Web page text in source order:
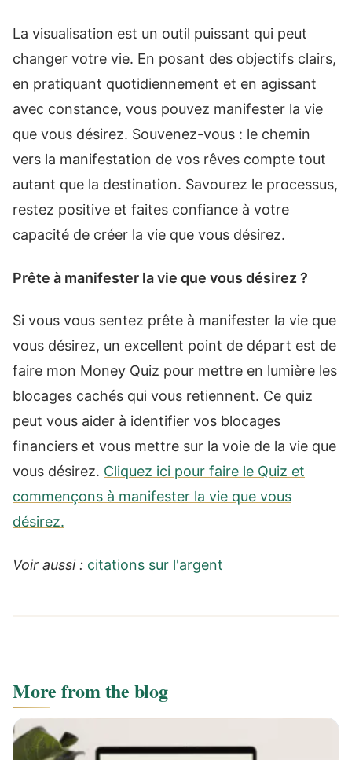
La visualisation est un outil puissant qui peut
changer votre vie. En posant des objectifs clairs,
en pratiquant quotidiennement et en agissant
avec constance, vous pouvez manifester la vie
que vous désirez. Souvenez-vous : le chemin
vers la manifestation de vos rêves compte tout
autant que la destination. Savourez le processus,
restez positive et faites confiance à votre
capacité de créer la vie que vous désirez.
Prête à manifester la vie que vous désirez ?
Si vous vous sentez prête à manifester la vie que
vous désirez, un excellent point de départ est de
faire mon Money Quiz pour mettre en lumière les
blocages cachés qui vous retiennent. Ce quiz
peut vous aider à identifier vos blocages
financiers et vous mettre sur la voie de la vie que
vous désirez. Cliquez ici pour faire le Quiz et
commençons à manifester la vie que vous
désirez.
Voir aussi : citations sur l'argent
More from the blog